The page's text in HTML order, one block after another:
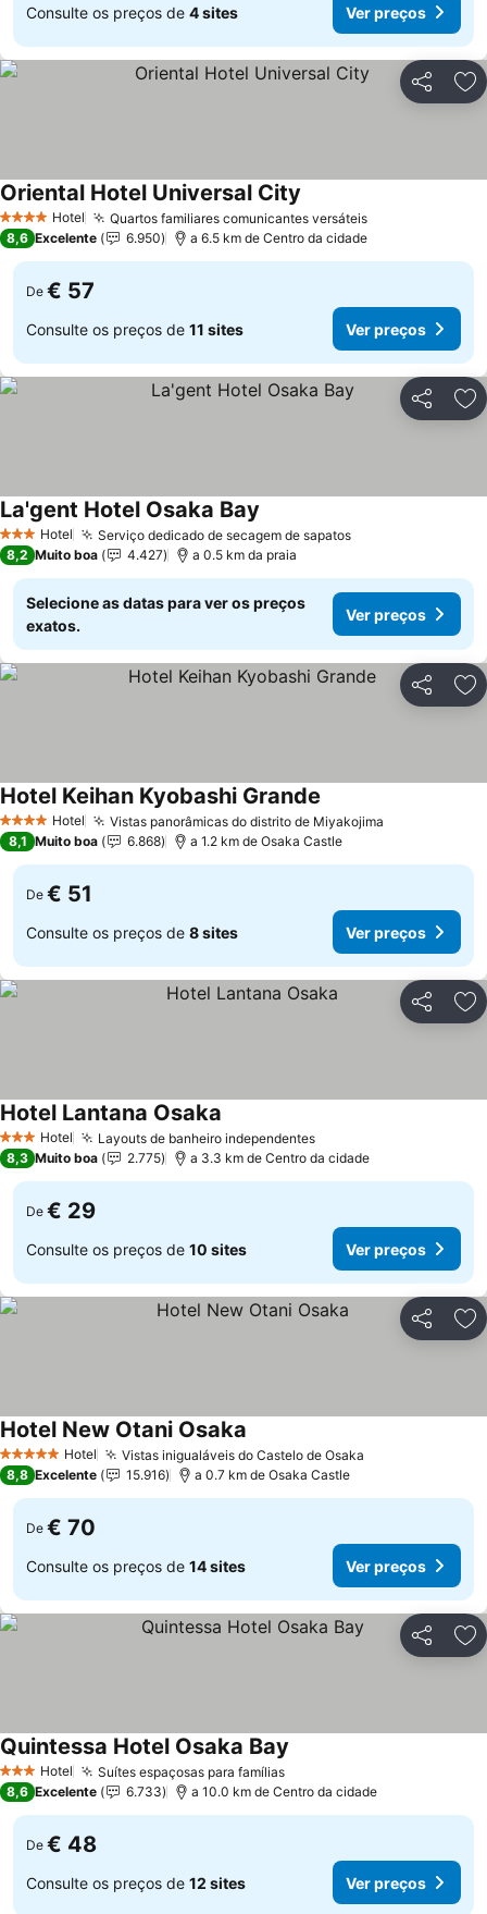
Consulte os preços de 4 sites Ver preços
Partilhar
4 EstrelasHotel Quartos familiares comunicantes versáteisVer preços
Oriental Hotel Universal City
8,6 Excelente 6.950 a 6.5 km de Centro da cidade
De € 57
Consulte os preços de 11 sites Ver preços
Partilhar
3 EstrelasHotel Serviço dedicado de secagem de sapatosVer preços
La'gent Hotel Osaka Bay
8,2 Muito boa 4.427 a 0.5 km da praia
Selecione as datas para ver os preços
exatos.
Ver preços
Partilhar
4 EstrelasHotel Vistas panorâmicas do distrito de Miyakojima
Hotel Keihan Kyobashi Grande
8,1 Muito boa 6.868 a 1.2 km de Osaka Castle
De € 51
Consulte os preços de 8 sites Ver preços
Partilhar
3 EstrelasHotel Layouts de banheiro independentesVer preços
Hotel Lantana Osaka
8,3 Muito boa 2.775 a 3.3 km de Centro da cidade
De € 29
Consulte os preços de 10 sites Ver preços
Partilhar
5 Estrelas Hotel Vistas inigualáveis do Castelo de Osaka
Hotel New Otani Osaka
8,8 Excelente 15.916 a 0.7 km de Osaka Castle
De € 70
Consulte os preços de 14 sites Ver preços
Partilhar
3 EstrelasHotel Suítes espaçosas para famíliasVer preços
Quintessa Hotel Osaka Bay
8,6 Excelente 6.733 a 10.0 km de Centro da cidade
De € 48
Consulte os preços de 12 sites Ver preços